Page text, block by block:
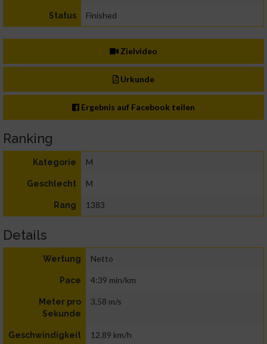
Status Finished
Zielvideo
Urkunde
Ergebnis auf Facebook teilen
Ranking
Kategorie M
Geschlecht M
Rang 1383
Details
Wertung Netto
Pace 4:39 min/km
Meter pro
Sekunde
3,58 m/s
Geschwindigkeit 12,89 km/h